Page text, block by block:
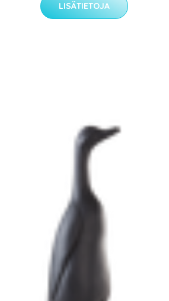
LISÄTIETOJA